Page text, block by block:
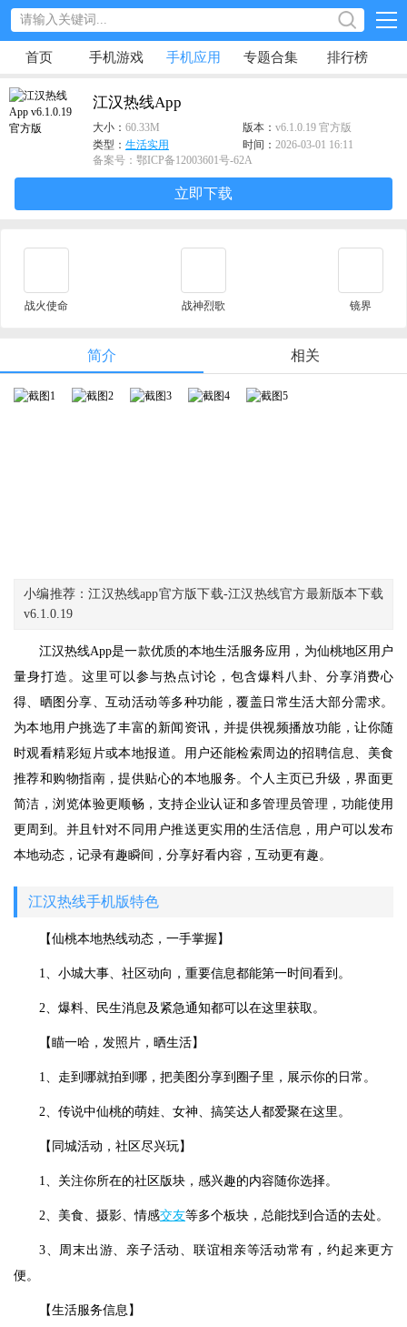
首页 手机游戏 手机应用 专题合集 排行榜
江汉热线App
大小： 60.33M 版本： v6.1.0.19 官方版
类型： 生活实用 时间： 2026-03-01 16:11
备案号：鄂ICP备12003601号-62A
立即下载
战火使命 战神烈歌 镜界
简介 相关
小编推荐：江汉热线app官方版下载-江汉热线官方最新版本下载
v6.1.0.19
江汉热线App是一款优质的本地生活服务应用，为仙桃地区用户
量身打造。这里可以参与热点讨论，包含爆料八卦、分享消费心
得、晒图分享、互动活动等多种功能，覆盖日常生活大部分需求。
为本地用户挑选了丰富的新闻资讯，并提供视频播放功能，让你随
时观看精彩短片或本地报道。用户还能检索周边的招聘信息、美食
推荐和购物指南，提供贴心的本地服务。个人主页已升级，界面更
简洁，浏览体验更顺畅，支持企业认证和多管理员管理，功能使用
更周到。并且针对不同用户推送更实用的生活信息，用户可以发布
本地动态，记录有趣瞬间，分享好看内容，互动更有趣。
江汉热线手机版特色
【仙桃本地热线动态，一手掌握】
1、小城大事、社区动向，重要信息都能第一时间看到。
2、爆料、民生消息及紧急通知都可以在这里获取。
【瞄一哈，发照片，晒生活】
1、走到哪就拍到哪，把美图分享到圈子里，展示你的日常。
2、传说中仙桃的萌娃、女神、搞笑达人都爱聚在这里。
【同城活动，社区尽兴玩】
1、关注你所在的社区版块，感兴趣的内容随你选择。
2、美食、摄影、情感交友等多个板块，总能找到合适的去处。
3、周末出游、亲子活动、联谊相亲等活动常有，约起来更方
便。
【生活服务信息】